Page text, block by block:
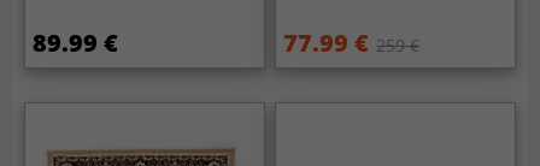
89.99 € 77.99 € 259 €